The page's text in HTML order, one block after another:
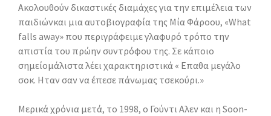
Ακολουθούν δικαστικές διαμάχες για την επιμέλεια των
παιδιώνκαι μια αυτοβιογραφία της Μία Φάροου, «What
falls away» που περιγράφειμε γλαφυρό τρόπο την
απιστία του πρώην συντρόφου της. Σε κάποιο
σημείομάλιστα λέει χαρακτηριστικά « Επαθα μεγάλο
σοκ. Ηταν σαν να έπεσε πάνωμας τσεκούρι.»
Μερικά χρόνια μετά, το 1998, ο Γούντι Αλεν και η Soon-